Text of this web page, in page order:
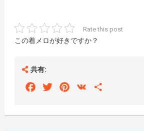
Rate this post
この着メロが好きですか？
共有:
FacebookTwitterPinterest
VK